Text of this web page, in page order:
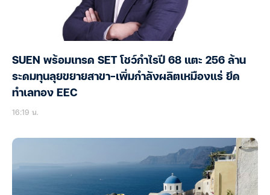
SUEN พร้อมเทรด SET โชว์กำไรปี 68 แตะ 256 ล้าน
ระดมทุนลุยขยายสาขา-เพิ่มกำลังผลิตเหมืองแร่ ยึด
ทำเลทอง EEC
16:19 น.